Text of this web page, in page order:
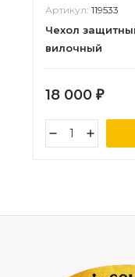
Артикул: 119533
Чехол
вилочный
18 000 ₽